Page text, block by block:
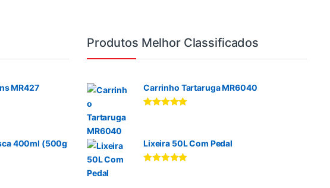
MR427
400ml (500g
Produtos Melhor Classificados
Carrinho Tartaruga MR6040
Lixeira 50L Com Pedal